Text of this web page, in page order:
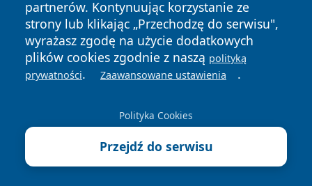
partnerów. Kontynuując korzystanie ze
strony lub klikając „Przechodzę do serwisu",
wyrażasz zgodę na użycie dodatkowych
plików cookies zgodnie z naszą polityką
prywatności. Zaawansowane ustawienia .
Polityka Cookies
Przejdź do serwisu
News Autorzy
Polityka
Prywatności
Polityka
Cookies